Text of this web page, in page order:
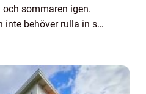
sommaren igen.
inte behöver rulla in sig